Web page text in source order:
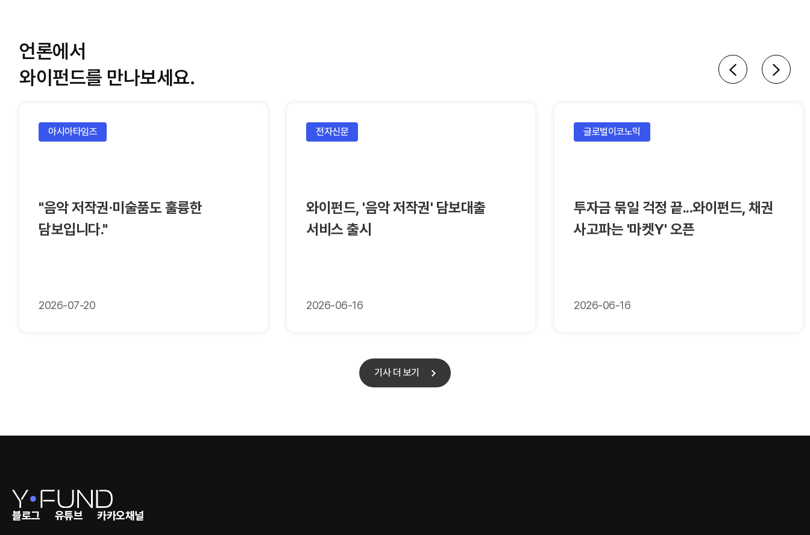
언론에서
와이펀드를 만나보세요.
아시아타임즈
"음악 저작권·미술품도 훌륭한
담보입니다."
2026-07-20
전자신문
와이펀드, '음악 저작권' 담보대출
서비스 출시
2026-06-16
글로벌이코노믹
투자금 묶일 걱정 끝...와이펀드, 채권
사고파는 '마켓Y' 오픈
2026-06-16
기사 더 보기
블로그 유튜브 카카오채널